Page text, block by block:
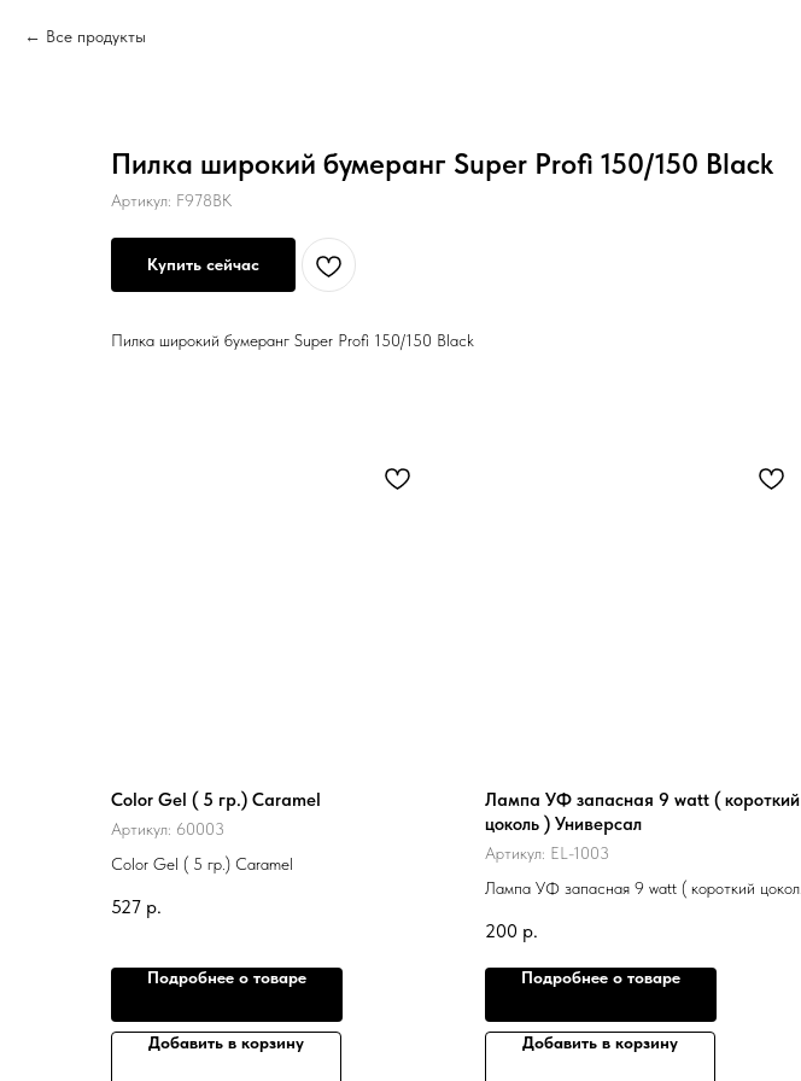
Все продукты
Пилка широкий бумеранг Super Profi 150/150 Black
Артикул: F978BK
Купить сейчас
Пилка широкий бумеранг Super Profi 150/150 Black
Color Gel ( 5 гр.) Caramel
Артикул: 60003
Color Gel ( 5 гр.) Caramel
527 р.
Подробнее о товаре
Добавить в корзину
Лампа УФ запасная 9 watt ( короткий
цоколь ) Универсал
Артикул: EL-1003
Лампа УФ запасная 9 watt ( короткий цоколь
200 р.
Подробнее о товаре
Добавить в корзину